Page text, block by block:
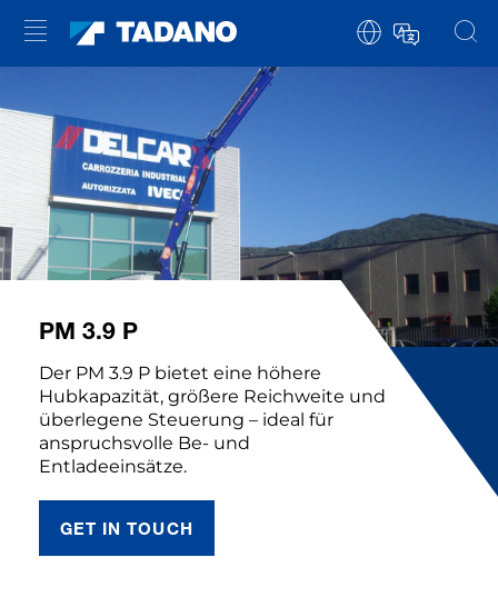
PM 3.9 P
Der PM 3.9 P bietet eine höhere
Hubkapazität, größere Reichweite und
überlegene Steuerung – ideal für
anspruchsvolle Be- und
Entladeeinsätze.
GET IN TOUCH